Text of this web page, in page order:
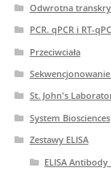
Odwrotna
PCR. qPCR i RT-
Przeciwciała
Sekwencjonowanie
St. John's
System Biosciences
Zestawy ELISA
ELISA Antibody